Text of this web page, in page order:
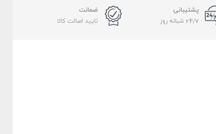
پشتیبانی
24/7 شبانه روز
ضمانت
تایید اصالت کالا